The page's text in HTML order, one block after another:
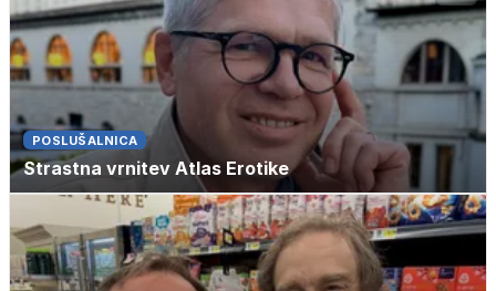
POSLUŠALNICA
Strastna vrnitev Atlas Erotike